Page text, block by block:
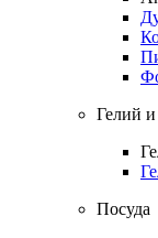
Гелий
Посуда